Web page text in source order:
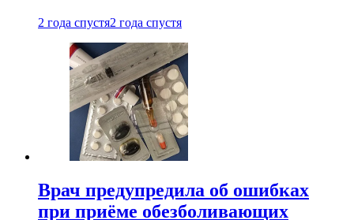
2 года спустя2 года спустя
Врач предупредила об ошибках
при приëме обезболивающих